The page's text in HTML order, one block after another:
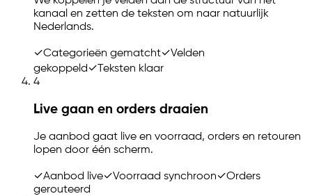
kanaal en zetten de teksten om naar natuurlijk
Nederlands.
✓Categorieën gematcht✓Velden
gekoppeld✓ Teksten klaar
4
Live gaan en orders draaien
Je aanbod gaat live en voorraad, orders en retouren
lopen door één scherm.
✓Aanbod live✓Voorraad synchroon✓Orders
gerouteerd